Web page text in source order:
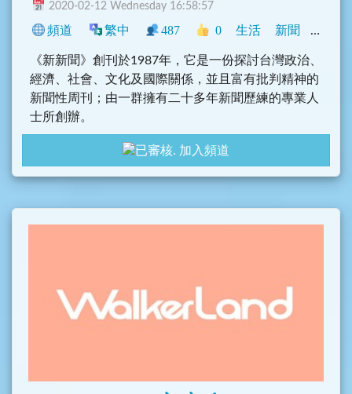
2020-02-12 Wednesday 16:58:57
頻道 繁中 487 0 生活 新聞 臺灣
《新新聞》創刊於1987年，它是一份探討台灣政治、
經濟、社會、文化及國際關係，並且富有批判精神的
新聞性周刊；由一群擁有二十多年新聞歷練的專業人
士所創辦。
自創刊以來，秉持著接受公共信託、戮力追求真相的
信念，以公是公非為依歸，並接受社會力量的監督。
揮積極的助力。
及扶植的力量是廣大的社會力量。
在內容呈現上，包含「政治」、「經濟」、「社
加入頻道